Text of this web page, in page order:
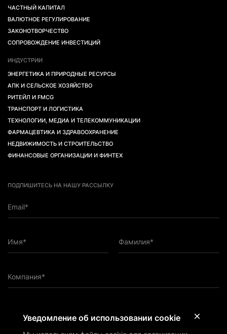
ЧАСТНЫЙ КАПИТАЛ
ВАЛЮТНОЕ РЕГУЛИРОВАНИЕ
ЗАКОНОТВОРЧЕСТВО
СОПРОВОЖДЕНИЕ ИНВЕСТИЦИЙ
ИНДУСТРИИ
ЭНЕРГЕТИКА И ПРИРОДНЫЕ РЕСУРСЫ
АПК И СЕЛЬСКОЕ ХОЗЯЙСТВО
РИТЕЙЛ И FMCG
ТРАНСПОРТ И ЛОГИСТИКА
ТЕХНОЛОГИИ, МЕДИА И ТЕЛЕКОММУНИКАЦИИ
ФАРМАЦЕВТИКА И ЗДРАВООХРАНЕНИЕ
НЕДВИЖИМОСТЬ И СТРОИТЕЛЬСТВО
ФИНАНСОВЫЕ ОРГАНИЗАЦИИ И ФИНТЕХ
ПОДПИШИТЕСЬ НА НАШУ РАССЫЛКУ
Email*
Имя* Фамилия*
Компания*
Уведомление об использовании cookie